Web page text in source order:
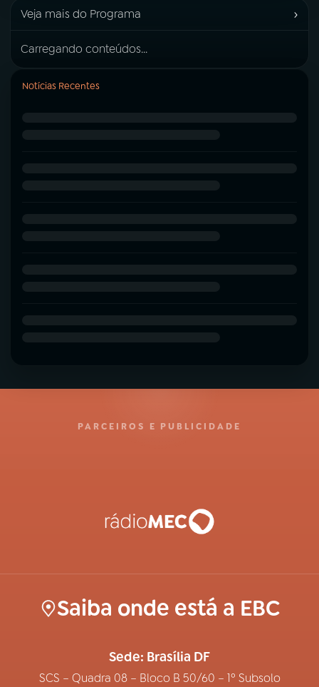
Veja mais do Programa ›
Carregando conteúdos...
Notícias Recentes
PARCEIROS E PUBLICIDADE
Saiba onde está a EBC
Sede: Brasília DF
SCS – Quadra 08 – Bloco B 50/60 – 1º Subsolo